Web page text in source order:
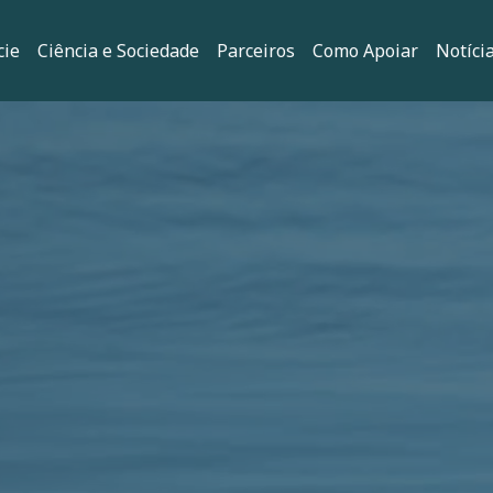
principal
Ciência e Sociedade Parceiros Como Apoiar